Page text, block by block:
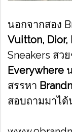
นอกจากสอง
Vuitton, Dior,
Sneakers สว
Everywhere
สรรหา
สอบถามมาได้